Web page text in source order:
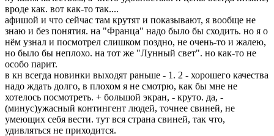
вроде как. вот как-то так....
афишой и что сейчас там крутят и показывают, я вообще не
знаю и без понятия. на "Франца" надо было бы сходить. но я о
нём узнал и посмотрел слишком поздно, не очень-то и жалею,
но было бы неплохо. на тот же "Лунный свет". но как-то не
особо парит.
в кн всегда новинки выходят раньше - 1. 2 - хорошего качества
надо ждать долго, в плохом я не смотрю, как бы мне не
хотелось посмотреть. + большой экран, - круто. да, -
(минус)ужасный контингент людей, точнее свиней, не
умеющих себя вести. тут вся страна свиней, так что,
удивляться не приходится.